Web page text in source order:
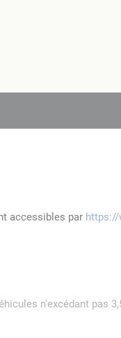
accessibles par https://
n'excédant pas